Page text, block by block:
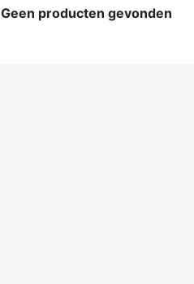
Geen producten gevonden